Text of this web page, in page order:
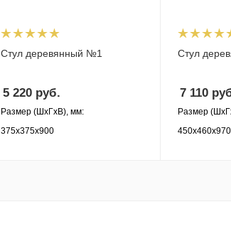
Стул деревянный №1
5 220 руб.
Размер (ШхГхВ), мм:
375х375х900
Стул
7 110
Размер
450х460х970